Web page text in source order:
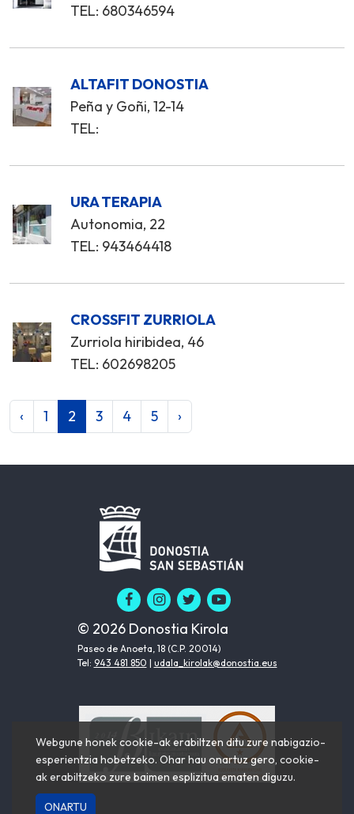
TEL: 680346594
ALTAFIT DONOSTIA
Peña y Goñi, 12-14
TEL:
URA TERAPIA
Autonomia, 22
TEL: 943464418
CROSSFIT ZURRIOLA
Zurriola hiribidea, 46
TEL: 602698205
‹ 1 2 3 4 5 ›
© 2026 Donostia Kirola
Paseo de Anoeta, 18 (C.P. 20014)
Tel: 943 481 850 | udala_kirolak@donostia.eus
Webgune honek cookie-ak erabiltzen ditu zure nabigazio-
esperientzia hobetzeko. Ohar hau onartuz gero, cookie-
ak erabiltzeko zure baimen esplizitua ematen diguzu.
ONARTU